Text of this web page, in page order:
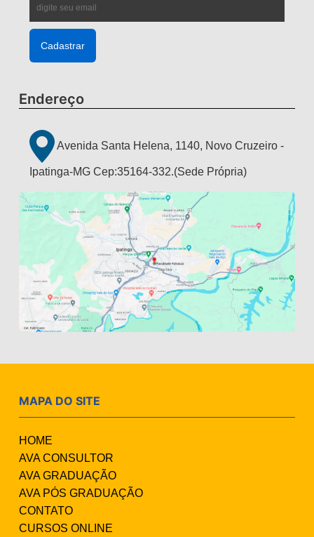
Endereço
Avenida Santa Helena, 1140, Novo Cruzeiro -
Ipatinga-MG Cep:35164-332.(Sede Própria)
MAPA DO SITE
HOME
AVA CONSULTOR
AVA GRADUAÇÃO
AVA PÓS GRADUAÇÃO
CONTATO
CURSOS ONLINE